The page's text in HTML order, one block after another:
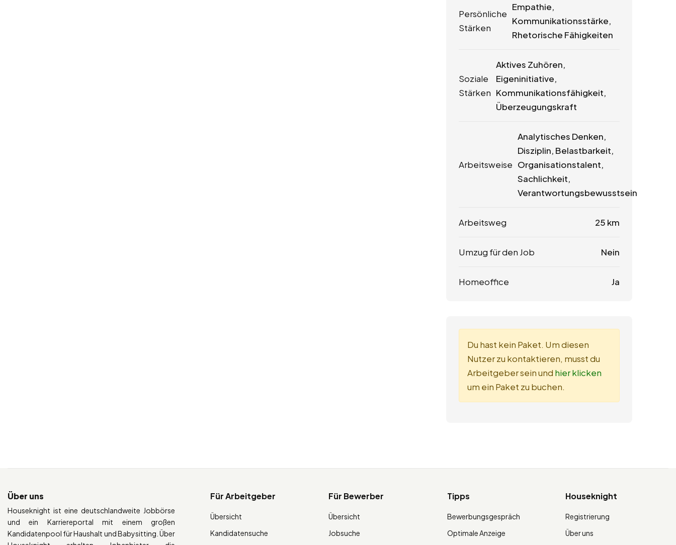
Persönliche
Stärken
Empathie,
Kommunikationsstärke,
Rhetorische Fähigkeiten
Soziale
Stärken
Aktives Zuhören,
Eigeninitiative,
Kommunikationsfähigkeit,
Überzeugungskraft
Arbeitsweise
Analytisches Denken,
Disziplin, Belastbarkeit,
Organisationstalent,
Sachlichkeit,
Verantwortungsbewusstsein
Arbeitsweg 25 km
Umzug für den Job Nein
Homeoffice Ja
Du hast kein Paket. Um diesen
Nutzer zu kontaktieren, musst du
Arbeitgeber sein und hier klicken
um ein Paket zu buchen.
Über uns
Houseknight ist eine deutschlandweite Jobbörse
und ein Karriereportal mit einem großen
Kandidatenpool für Haushalt und Babysitting. Über
Für Arbeitgeber
Übersicht
Kandidatensuche
Für Bewerber
Übersicht
Jobsuche
Tipps
Bewerbungsgespräch
Optimale Anzeige
Houseknight
Registrierung
Über uns